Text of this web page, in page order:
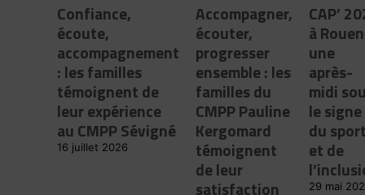
Confiance,
écoute,
accompagnement
: les familles
témoignent de
leur expérience
au CMPP Sévigné
16 juillet 2026
Accompagner,
écouter,
progresser
ensemble : les
familles du
CMPP Pauline
Kergomard
témoignent
de leur
satisfaction
CAP’
à
une
après-
midi
le signe
du
et de
29 mai